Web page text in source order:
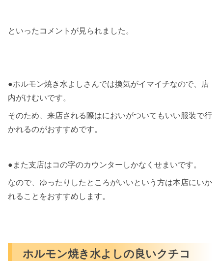
といったコメントが見られました。
●ホルモン焼き水よしさんでは換気がイマイチなので、店
内がけむいです。
そのため、来店される際はにおいがついてもいい服装で行
かれるのがおすすめです。
●また支店はコの字のカウンターしかなくせまいです。
なので、ゆったりしたところがいいという方は本店にいか
れることをおすすめします。
ホルモン焼き水よしの良いクチコ